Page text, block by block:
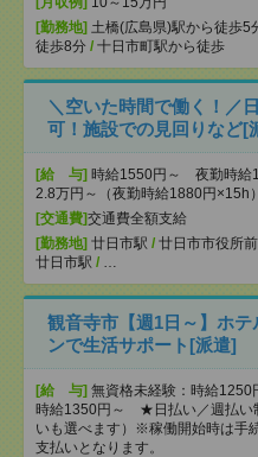
[勤務地] 土橋(広島県)駅から徒歩5
徒歩8分 / 十日市町駅から徒歩
＼空いた時間で働く！／
可！施設での見回りなど[
[給 与] 時給1550円～ 夜勤時
2.8万円～（夜勤時給1880円×15h）
[交通費]交通費全額支給
[勤務地] 廿日市駅 / 廿日市市役所
廿日市駅 /
観音寺市【週1日～】ホ
ンで生活サポート[派遣]
[給 与] 無資格未経験：時給
時給1350円～ ★日払い／週払い
いも選べます）※稼働開始時は手
支払いとなります。